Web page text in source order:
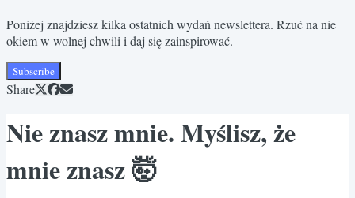
Poniżej znajdziesz kilka ostatnich wydań newslettera. Rzuć na nie
okiem w wolnej chwili i daj się zainspirować.
Subscribe
Share
Nie znasz mnie. Myślisz, że
mnie znasz 🤯